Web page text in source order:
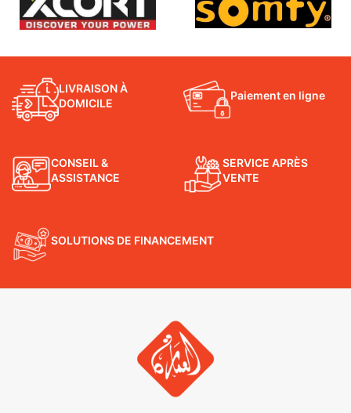
LIVRAISON À
DOMICILE
Paiement en ligne
CONSEIL &
ASSISTANCE
SERVICE APRÈS
VENTE
SOLUTIONS DE FINANCEMENT